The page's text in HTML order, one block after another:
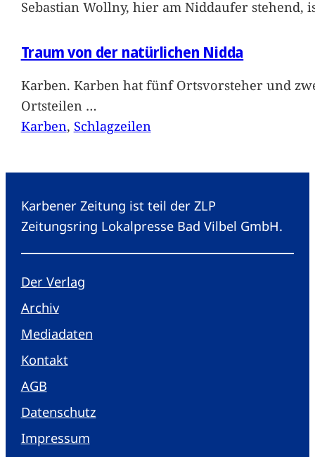
Sebastian Wollny, hier am Niddaufer
Traum von der natürlichen Nidda
Karben. Karben hat fünf Ortsvorsteher und
Ortsteilen …
Karben, Schlagzeilen
Karbener Zeitung ist teil der ZLP
Zeitungsring Lokalpresse Bad Vilbel GmbH.
Der Verlag
Archiv
Mediadaten
Kontakt
AGB
Datenschutz
Impressum